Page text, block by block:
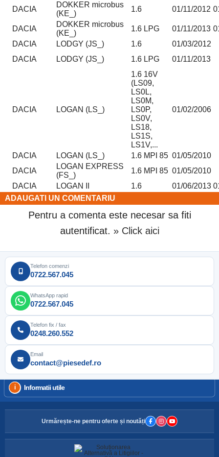
DACIA
DOKKER microbus
(KE_)
1.6 01/11/2012
DACIA
DOKKER microbus
(KE_)
1.6 LPG 01/11/2013
DACIA
LODGY (JS_) 1.6
01/03/2012
DACIA
LODGY (JS_) 1.6 LPG 01/11/2013
DACIA LOGAN (LS_)
1.6 16V
(LS09,
LS0L,
LS0M,
LS0P,
LS0V,
LS18,
LS1S,
LS1V,...
01/02/2006
DACIA LOGAN (LS_) 1.6 MPI 85 01/05/2010
DACIA
LOGAN EXPRESS
(FS_)
1.6 MPI 85 01/05/2010
DACIA
LOGAN II 1.6 01/06/2013
ADAUGATI UN COMENTARIU
Pentru a comenta este necesar sa fiti
autentificat. » Click aici
Telefon comenzi
0722.567.045
WhatsApp rapid
0722.567.045
Telefon fix / fax
0248.260.552
Email
contact@piesedef.ro
Informatii utile
Urmărește-ne pentru oferte și noutăți